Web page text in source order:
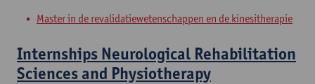
Master in de revalidatiewetenschappen en de kinesitherapie
Internships Neurological Rehabilitation
Sciences and Physiotherapy